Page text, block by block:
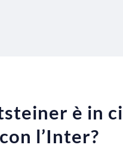
è in
l’Inter?